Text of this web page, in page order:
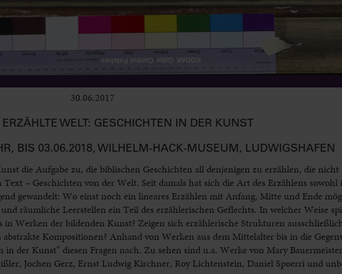
30.06.2017
ERZÄHLTE WELT: GESCHICHTEN IN DER KUNST
BIS 03.06.2018, WILHELM-HACK-MUSEUM, LUDWIGSHAFEN
die Aufgabe zu, die biblischen Geschichten all denjenigen zu erzählen, die
– Geschichten von der Welt. Seit damals hat sich die Art des Erzählens
gewandelt: Wo einst noch ein lineares Erzählen mit Anfang, Mitte und Ende
räumliche Leerstellen ein Teil des erzählerischen Geflechts. In welcher Weise
in Werken der bildenden Kunst? Zeigen sich erzählerische Strukturen
Kompositionen? Anhand von Werken aus dem Mittelalter bis in die
der Kunst“ diesen Fragen nach. Zu sehen sind u.a. Werke von Mary
Jochen Gerz, Ernst Ludwig Kirchner, Roy Lichtenstein, Daniel Spoerri und